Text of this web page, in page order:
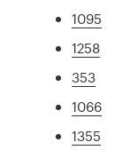
1095
1258
353
1066
1355